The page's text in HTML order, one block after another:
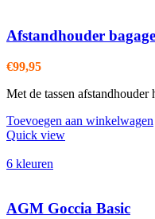
Afstandhouder
€99,95
Met de tassen
Toevoegen aan winkelwagen
Quick view
6 kleuren
AGM Goccia Basic